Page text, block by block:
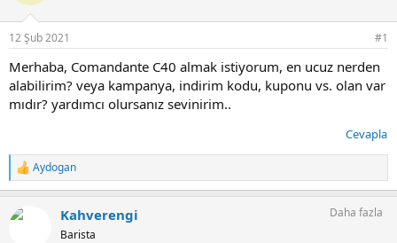
u
b
a
ş
a
t
ı
ç
a
r
i
12 Şub 2021 #1
Merhaba, Comandante C40 almak istiyorum, en ucuz nerden
alabilirim? veya kampanya, indirim kodu, kuponu vs. olan var
mıdır? yardımcı olursanız sevinirim..
Cevapla
T
e
k
Aydogan
Kahverengi
Barista
Daha fazla